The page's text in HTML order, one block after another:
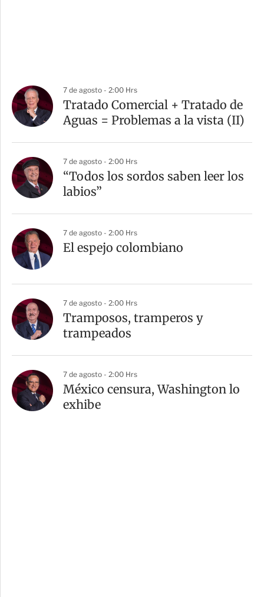
7 de agosto - 2:00 Hrs
Tratado Comercial + Tratado de
Aguas = Problemas a la vista (II)
7 de agosto - 2:00 Hrs
“Todos los sordos saben leer los
labios”
7 de agosto - 2:00 Hrs
El espejo colombiano
7 de agosto - 2:00 Hrs
Tramposos, tramperos y
trampeados
7 de agosto - 2:00 Hrs
México censura, Washington lo
exhibe